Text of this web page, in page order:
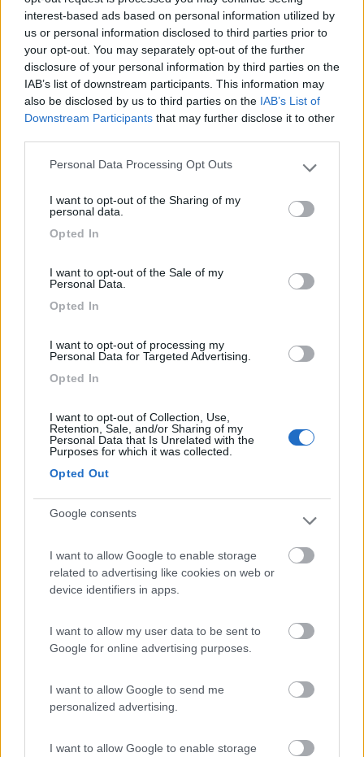
interest-based ads based on personal information utilized by
us or personal information disclosed to third parties prior to
your opt-out. You may separately opt-out of the further
disclosure of your personal information by third parties on the
IAB’s list of downstream participants. This information may
also be disclosed by us to third parties on the IAB’s List of
Downstream Participants that may further disclose it to other
Please note that this website/app uses one or more Google
not limited to your visit or usage behaviour. You may click to
grant or deny consent to Google and its third-party tags to
use your data for below specified purposes in below Google
Personal Data Processing Opt Outs
I want to opt-out of the Sharing of my
personal data.
Opted In
I want to opt-out of the Sale of my
Personal Data.
Opted In
I want to opt-out of processing my
Personal Data for Targeted Advertising.
Opted In
I want to opt-out of Collection, Use,
Retention, Sale, and/or Sharing of my
Personal Data that Is Unrelated with the
Purposes for which it was collected.
Opted Out
Google consents
I want to allow Google to enable storage
related to advertising like cookies on web or
device identifiers in apps.
I want to allow my user data to be sent to
Google for online advertising purposes.
I want to allow Google to send me
personalized advertising.
I want to allow Google to enable storage
Azienda Agrituristica Taverna Verdicchio
5 2
Servizi / Posizione
Agriturismo con piazzole, alcune su prato ed altre su
Rocchetta a Volturno (IS) - 51.9km
SS 158, Via Nazionale 17
Area di sosta (PS)
San Donato Val di Comino (FR) - 55.4km
Via Pietracquara 61